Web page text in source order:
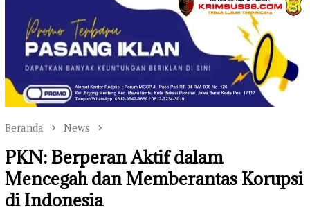
Beranda News
PKN: Berperan Aktif dalam
Mencegah dan Memberantas Korupsi
di Indonesia